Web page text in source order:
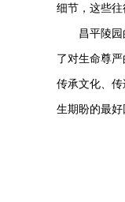
细节，这些往
昌平陵
了对生命尊
传承文化、
生期盼的最好